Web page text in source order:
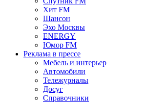
Хит FM
Шансон
Эхо Москвы
ENERGY
Юмор FM
Реклама в прессе
Мебель и интерьер
Автомобили
Тележурналы
Досуг
Справочники